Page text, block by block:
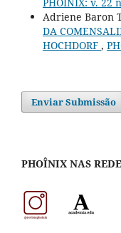
Adriene Baron
DA
HOCHDORF ,
Enviar Submissão
PHOÎNIX NAS